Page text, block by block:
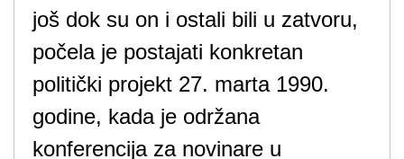
još dok su on i ostali bili u zatvoru,
počela je postajati konkretan
politički projekt 27. marta 1990.
godine, kada je održana
konferencija za novinare u